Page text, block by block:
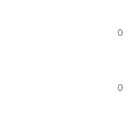
0
0